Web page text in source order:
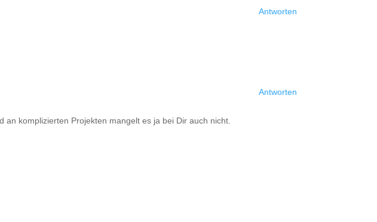
Antworten
komplizierten Projekten mangelt es ja bei Dir auch nicht.
Antworten